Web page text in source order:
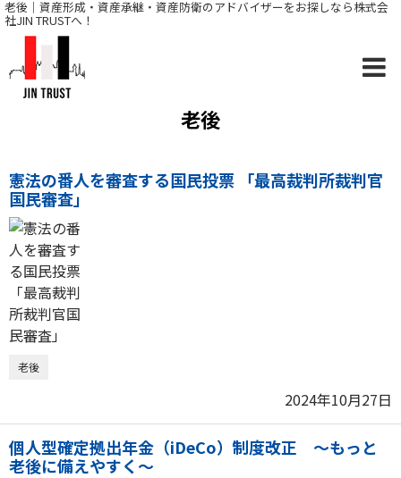
老後｜資産形成・資産承継・資産防衛のアドバイザーをお探しなら株式会
社JIN TRUSTへ！
老後
憲法の番人を審査する国民投票 「最高裁判所裁判官
国民審査」
老後
2024年10月27日
個人型確定拠出年金（iDeCo）制度改正 〜もっと
老後に備えやすく〜